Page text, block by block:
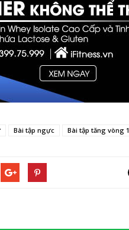
Bài tập ngực Bài tập tăng vòng 1